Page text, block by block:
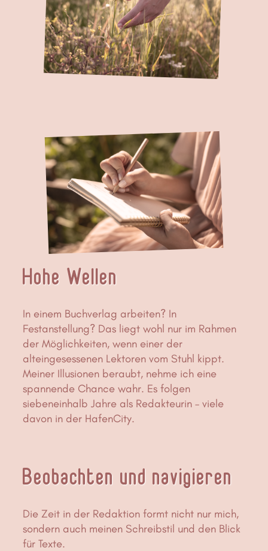
Hohe Wellen
In einem Buchverlag arbeiten? In
Festanstellung? Das liegt wohl nur im Rahmen
der Möglichkeiten, wenn einer der
alteingesessenen Lektoren vom Stuhl kippt.
Meiner Illusionen beraubt, nehme ich eine
spannende Chance wahr. Es folgen
siebeneinhalb Jahre als Redakteurin – viele
davon in der HafenCity.
Beobachten und navigieren
Die Zeit in der Redaktion formt nicht nur mich,
sondern auch meinen Schreibstil und den Blick
für Texte.